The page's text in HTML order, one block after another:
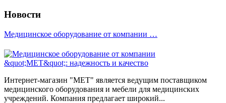
Новости
Медицинское оборудование от компании …
Интернет-магазин "МЕТ" является ведущим поставщиком
медицинского оборудования и мебели для медицинских
учреждений. Компания предлагает широкий...